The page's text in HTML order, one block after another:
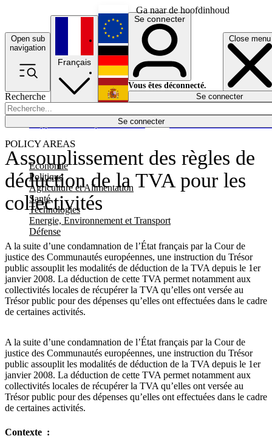
Ga naar de hoofdinhoud
Open sub
navigation
Close menu
Recherche
Se connecter
POLICY AREAS
Economie
Politique
Agriculture et Alimentation
Santé
Technologies
Energie, Environnement et Transport
Défense
Économie
Français
English
Deutsch
Español
Se connecter
Vous êtes déconnecté.
Se connecter
Assouplissement des règles de
déduction de la TVA pour les
collectivités
A la suite d’une condamnation de l’État français par la Cour de
justice des Communautés européennes, une instruction du Trésor
public assouplit les modalités de déduction de la TVA depuis le 1er
janvier 2008. La déduction de cette TVA permet notamment aux
collectivités locales de récupérer la TVA qu’elles ont versée au
Trésor public pour des dépenses qu’elles ont effectuées dans le cadre
de certaines activités.
A la suite d’une condamnation de l’État français par la Cour de
justice des Communautés européennes, une instruction du Trésor
public assouplit les modalités de déduction de la TVA depuis le 1er
janvier 2008. La déduction de cette TVA permet notamment aux
collectivités locales de récupérer la TVA qu’elles ont versée au
Trésor public pour des dépenses qu’elles ont effectuées dans le cadre
de certaines activités.
Contexte :